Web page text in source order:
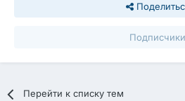
Подписчики
Перейти к списку тем